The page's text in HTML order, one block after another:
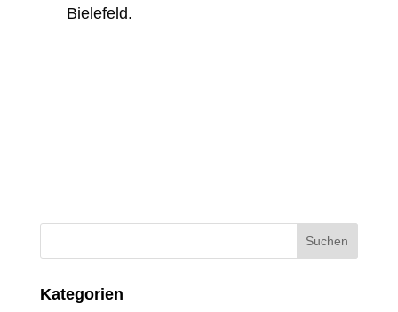
Bielefeld.
Kategorien